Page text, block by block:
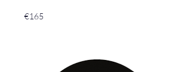
165
euros
€165